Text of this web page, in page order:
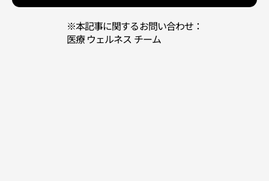
※本記事に関するお問い合わせ：
医療 ウェルネス チーム